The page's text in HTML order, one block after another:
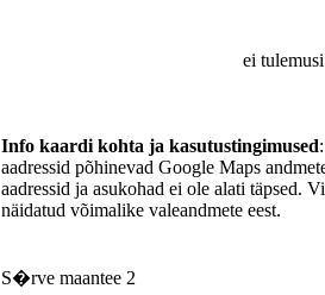
ei
Info kaardi kohta ja kasutustingimused
aadressid põhinevad Google Maps
aadressid ja asukohad ei ole alati täpsed.
näidatud võimalike valeandmete eest.
S�rve maantee 2